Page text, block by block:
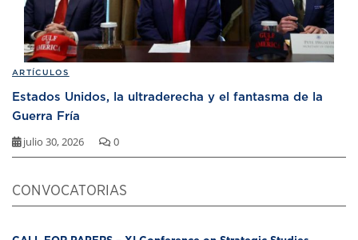
ARTÍCULOS
Estados Unidos, la ultraderecha y el fantasma de la
Guerra Fría
julio 30, 2026 0
CONVOCATORIAS